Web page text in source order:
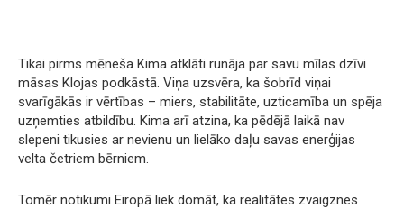
Tikai pirms mēneša Kima atklāti runāja par savu mīlas dzīvi
māsas Klojas podkāstā. Viņa uzsvēra, ka šobrīd viņai
svarīgākās ir vērtības – miers, stabilitāte, uzticamība un spēja
uzņemties atbildību. Kima arī atzina, ka pēdējā laikā nav
slepeni tikusies ar nevienu un lielāko daļu savas enerģijas
velta četriem bērniem.
Tomēr notikumi Eiropā liek domāt, ka realitātes zvaigznes